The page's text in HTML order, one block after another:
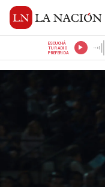
ESCUCHÁ
TU RADIO
PREFERIDA